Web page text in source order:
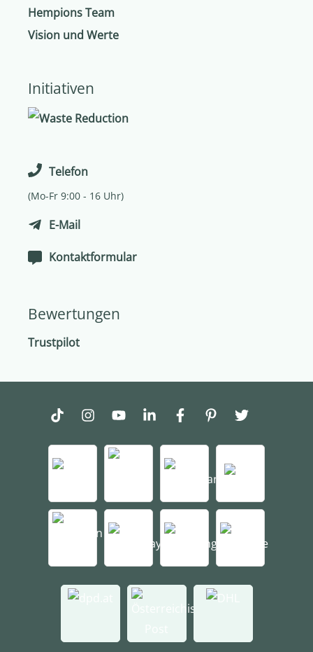
Hempions Team
Vision und Werte
Initiativen
Telefon
(Mo-Fr 9:00 - 16 Uhr)
E-Mail
Kontaktformular
Bewertungen
Trustpilot